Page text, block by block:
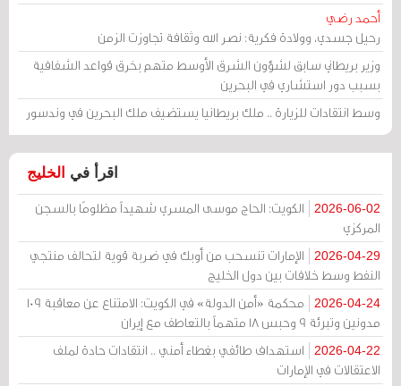
أحمد رضي
رحيل جسدي، وولادة فكرية: نصر الله وثقافة تجاوزت الزمن
وزير بريطاني سابق لشؤون الشرق الأوسط متهم بخرق قواعد الشفافية
بسبب دور استشاري في البحرين
وسط انتقادات للزيارة .. ملك بريطانيا يستضيف ملك البحرين في وندسور
اقرأ في الخليج
2026-06-02
الكويت: الحاج موسى المسري شهيداً مظلومًا بالسجن
المركزي
2026-04-29
الإمارات تنسحب من أوبك في ضربة قوية لتحالف منتجي
النفط وسط خلافات بين دول الخليج
2026-04-24
محكمة «أمن الدولة» في الكويت: الامتناع عن معاقبة 109
مدونين وتبرئة 9 وحبس 18 متهماً بالتعاطف مع إيران
2026-04-22
استهداف طائفي بغطاء أمني .. انتقادات حادة لملف
الاعتقالات في الإمارات